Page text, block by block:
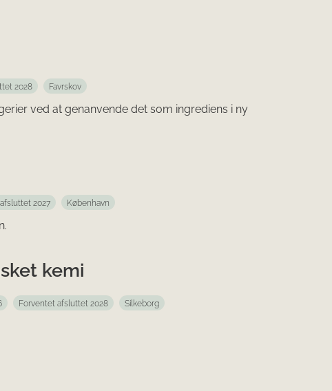
2028 Favrskov
ved at genanvende det som ingrediens i ny
2027 København
kemi
Forventet afsluttet 2028 Silkeborg